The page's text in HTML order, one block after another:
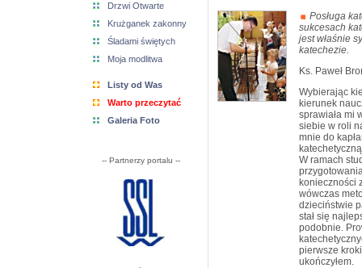
Drzwi Otwarte
Krużganek zakonny
Śladami świętych
Moja modlitwa
Listy od Was
Warto przeczytać
Galeria Foto
-- Partnerzy portalu --
Posługa
sukcesach
jest właśnie
katechezie.
Ks. Paweł
Wybierając
kierunek
sprawiała mi
siebie w roli
mnie do
W ramach
konieczności
wówczas
dzieciństwie
stał się
podobnie.
pierwsze
ukończyłem.